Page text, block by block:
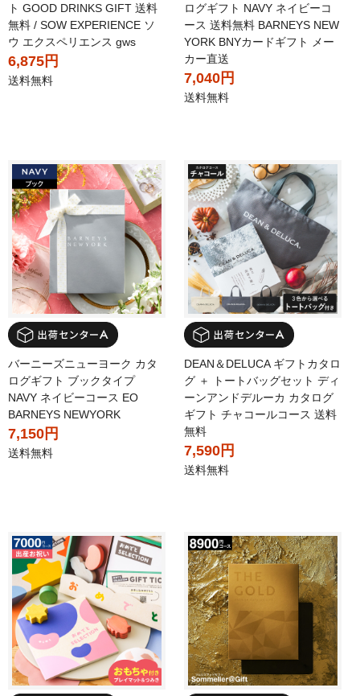
ト GOOD DRINKS GIFT 送料
無料 / SOW EXPERIENCE ソ
ウ エクスペリエンス gws
6,875円
送料無料
ログギフト NAVY ネイビーコ
ース 送料無料 BARNEYS NEW
YORK BNYカードギフト メー
カー直送
7,040円
送料無料
バーニーズニューヨーク カタ
ログギフト ブックタイプ
NAVY ネイビーコース EO
BARNEYS NEWYORK
7,150円
送料無料
DEAN＆DELUCA ギフトカタロ
グ ＋ トートバッグセット ディ
ーンアンドデルーカ カタログ
ギフト チャコールコース 送料
無料
7,590円
送料無料